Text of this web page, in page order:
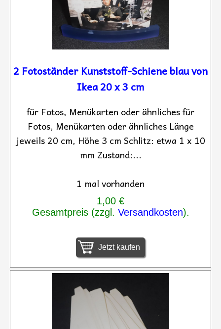
2 Fotoständer Kunststoff-Schiene blau von
Ikea 20 x 3 cm
für Fotos, Menükarten oder ähnliches für
Fotos, Menükarten oder ähnliches Länge
jeweils 20 cm, Höhe 3 cm Schlitz: etwa 1 x 10
mm Zustand:...
1 mal vorhanden
1,00 €
Gesamtpreis (zzgl. Versandkosten).
Jetzt kaufen